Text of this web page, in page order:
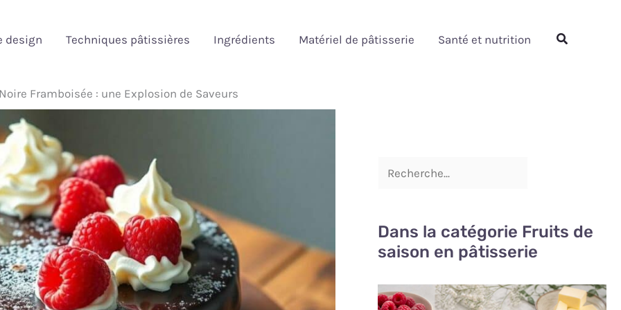
design Techniques pâtissières Ingrédients Matériel de pâtisserie Santé et nutrition Rechercher
Framboisée : une Explosion de Saveurs
Dans la catégorie Fruits de
saison en pâtisserie